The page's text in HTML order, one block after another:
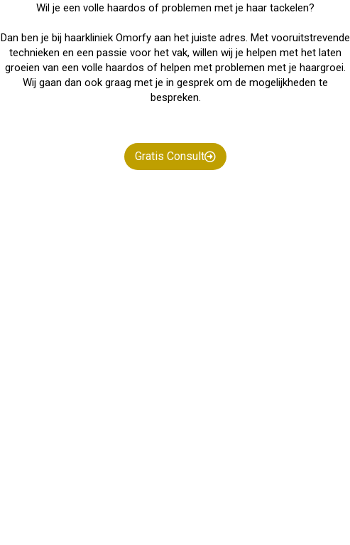
Wil je een volle haardos of problemen met je haar tackelen?
Dan ben je bij haarkliniek Omorfy aan het juiste adres. Met vooruitstrevende
technieken en een passie voor het vak, willen wij je helpen met het laten
groeien van een volle haardos of helpen met problemen met je haargroei.
Wij gaan dan ook graag met je in gesprek om de mogelijkheden te
bespreken.
Gratis Consult